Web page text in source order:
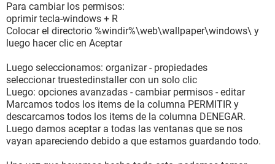
Para cambiar los permisos:
oprimir tecla-windows + R
Colocar el directorio %windir%\web\wallpaper\windows\ y
luego hacer clic en Aceptar
Luego seleccionamos: organizar - propiedades
seleccionar truestedinstaller con un solo clic
Luego: opciones avanzadas - cambiar permisos - editar
Marcamos todos los items de la columna PERMITIR y
descarcamos todos los items de la columna DENEGAR.
Luego damos aceptar a todas las ventanas que se nos
vayan apareciendo debido a que estamos guardando todo.